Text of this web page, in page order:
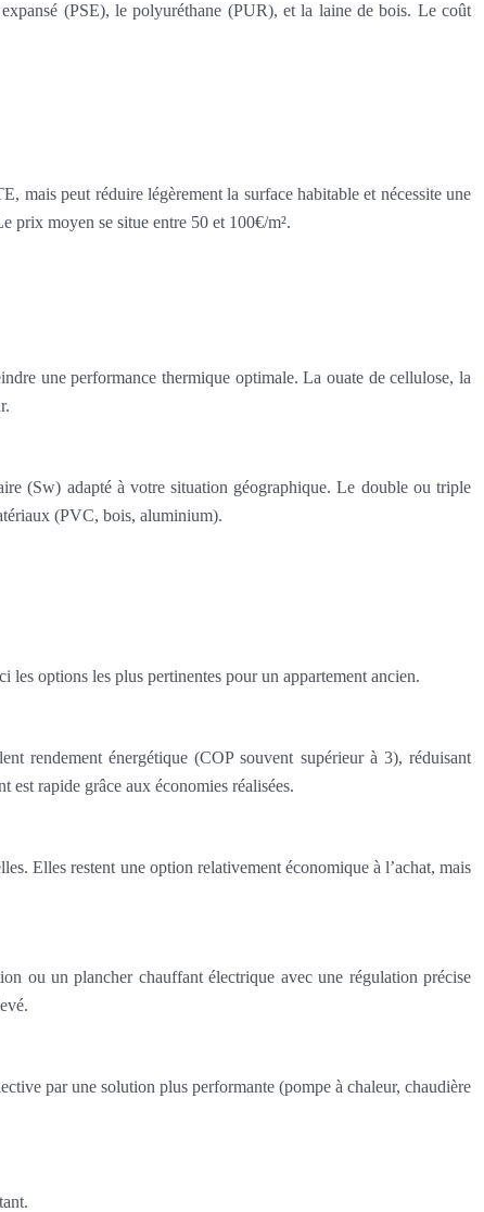
(PSE), le polyuréthane (PUR), et la laine de bois. Le coût
mais peut réduire légèrement la surface habitable et nécessite une
prix moyen se situe entre 50 et 100€/m².
une performance thermique optimale. La ouate de cellulose, la
(Sw) adapté à votre situation géographique. Le double ou triple
(PVC, bois, aluminium).
les options les plus pertinentes pour un appartement ancien.
rendement énergétique (COP souvent supérieur à 3), réduisant
est rapide grâce aux économies réalisées.
Elles restent une option relativement économique à l’achat, mais
ou un plancher chauffant électrique avec une régulation précise
par une solution plus performante (pompe à chaleur, chaudière